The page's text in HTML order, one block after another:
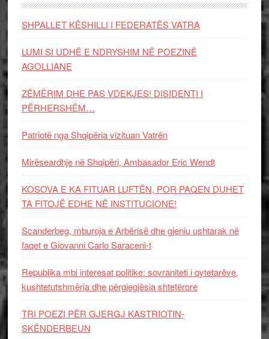
SHPALLET KËSHILLI I FEDERATËS VATRA
LUMI SI UDHË E NDRYSHIM NË POEZINË
AGOLLIANE
ZËMËRIM DHE PAS VDEKJES! DISIDENTI I
PËRHERSHËM…
Patriotë nga Shqipëria vizituan Vatrën
Mirëseardhje në Shqipëri, Ambasador Eric Wendt
KOSOVA E KA FITUAR LUFTËN, POR PAQEN DUHET
TA FITOJË EDHE NË INSTITUCIONE!
Scanderbeg, mburoja e Arbërisë dhe gjeniu ushtarak në
faqet e Giovanni Carlo Saraceni-t
Republika mbi interesat politike: sovraniteti i qytetarëve,
kushtetutshmëria dhe përgjegjësia shtetërore
TRI POEZI PËR GJERGJ KASTRIOTIN-
SKËNDERBEUN